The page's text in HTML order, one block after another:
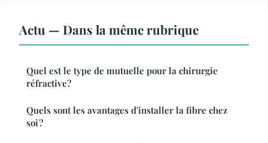
Actu — Dans la même rubrique
Quel est le type de mutuelle pour la chirurgie
réfractive?
Quels sont les avantages d'installer la fibre chez
soi ?